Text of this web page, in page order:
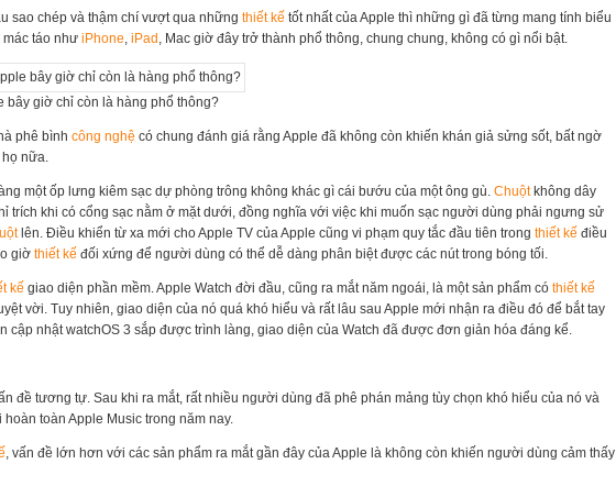
sao chép và thậm chí vượt qua những thiết kế tốt nhất của Apple thì những gì đã từng mang tính biểu
táo như i Phone, iPad , Mac giờ đây trở thành phổ thông, chung chung, không có gì nổi bật.
bây giờ chỉ còn là hàng phổ thông?
phê bình công nghệ có chung đánh giá rằng Apple đã không còn khiến khán giả sửng sốt, bất ngờ
nữa.
một ốp lưng kiêm sạc dự phòng trông không khác gì cái bướu của một ông gù. Chuộtkhông dây
trích khi có cổng sạc nằm ở mặt dưới, đồng nghĩa với việc khi muốn sạc người dùng phải ngưng sử
lên. Điều khiển từ xa mới cho Apple TV của Apple cũng vi phạm quy tắc đầu tiên trong thiết kế điều
giờ thiết kế đối xứng để người dùng có thể dễ dàng phân biệt được các nút trong bóng tối.
kế giao diện phần mềm. Apple Watch đời đầu, cũng ra mắt năm ngoái, là một sản phẩm có thiết kế
vời. Tuy nhiên, giao diện của nó quá khó hiểu và rất lâu sau Apple mới nhận ra điều đó để bắt tay
cập nhật watchOS 3 sắp được trình làng, giao diện của Watch đã được đơn giản hóa đáng kể.
đề tương tự. Sau khi ra mắt, rất nhiều người dùng đã phê phán mảng tùy chọn khó hiểu của nó và
hoàn toàn Apple Music trong năm nay.
, vấn đề lớn hơn với các sản phẩm ra mắt gần đây của Apple là không còn khiến người dùng cảm thấy